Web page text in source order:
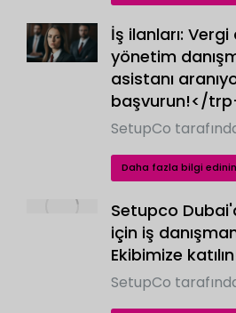
İş ilanları: Vergi
yönetim
asistanı
başvurun!</
SetupCo
Daha fazla bilgi edinin
Setupco
için iş
Ekibimize
SetupCo